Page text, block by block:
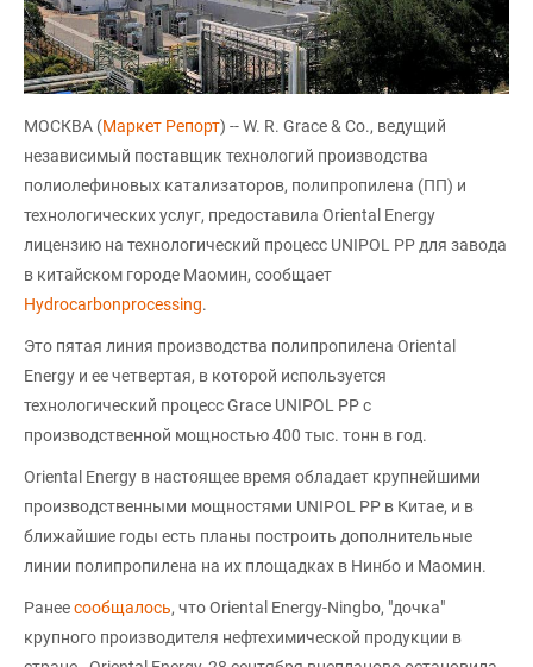
МОСКВА (Маркет Репорт) -- W. R. Grace & Co., ведущий
независимый поставщик технологий производства
полиолефиновых катализаторов, полипропилена (ПП) и
технологических услуг, предоставила Oriental Energy
лицензию на технологический процесс UNIPOL PP для завода
в китайском городе Маомин, сообщает
Hydrocarbonprocessing.
Это пятая линия производства полипропилена Oriental
Energy и ее четвертая, в которой используется
технологический процесс Grace UNIPOL PP с
производственной мощностью 400 тыс. тонн в год.
Oriental Energy в настоящее время обладает крупнейшими
производственными мощностями UNIPOL PP в Китае, и в
ближайшие годы есть планы построить дополнительные
линии полипропилена на их площадках в Нинбо и Маомин.
Ранеесообщалось, что Oriental Energy-Ningbo, "дочка"
крупного производителя нефтехимической продукции в